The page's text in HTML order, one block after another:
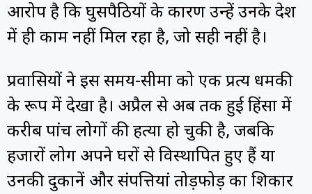
आरोप है कि घुसपैठियों के कारण उन्हें उनके देश
में ही काम नहीं मिल रहा है, जो सही नहीं है।
प्रवासियों ने इस समय-सीमा को एक प्रत्यक्ष धमकी
के रूप में देखा है। अप्रैल से अब तक हुई हिंसा में
करीब पांच लोगों की हत्या हो चुकी है, जबकि
हजारों लोग अपने घरों से विस्थापित हुए हैं या
उनकी दुकानें और संपत्तियां तोड़फोड़ का शिकार